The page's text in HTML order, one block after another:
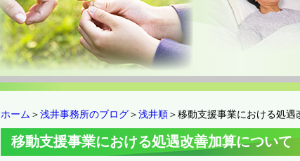
ホーム ＞ 浅井事務所のブログ ＞ 浅井順 ＞移動支援事業における処遇
移動支援事業における処遇改善加算について